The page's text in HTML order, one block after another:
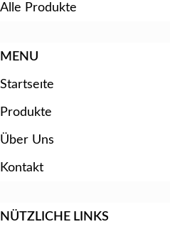
Alle Produkte
MENU
Startseıte
Produkte
Über Uns
Kontakt
NÜTZLICHE LINKS